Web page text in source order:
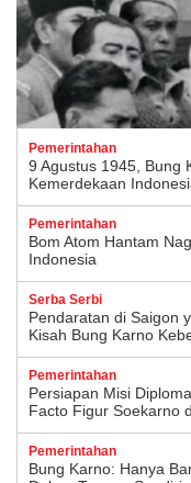
Pemerintahan
9 Agustus 1945, Bung
Kemerdekaan
Pemerintahan
Bom Atom Hantam
Indonesia
Serba Serbi
Pendaratan di Saigon
Kisah Bung Karno
Pemerintahan
Persiapan Misi
Facto Figur Soekarno
Pemerintahan
Bung Karno: Hanya